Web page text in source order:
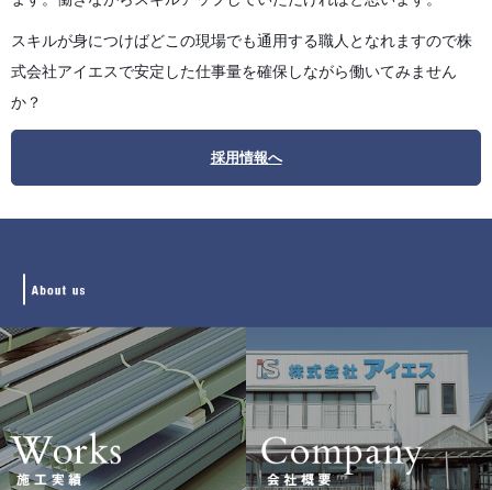
スキルが身につけばどこの現場でも通用する職人となれますので株
式会社アイエスで安定した仕事量を確保しながら働いてみません
か？
採用情報へ